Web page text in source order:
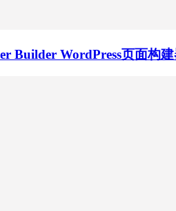
Builder WordPress页面构